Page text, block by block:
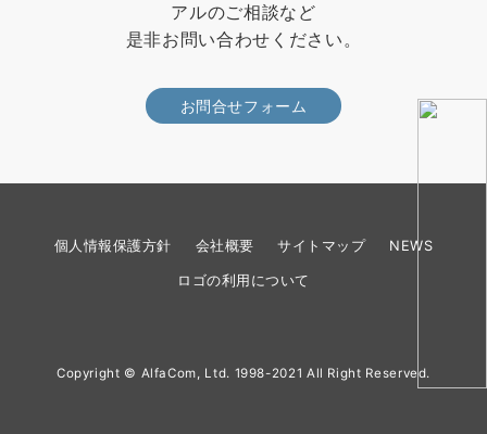
アルのご相談など
是非お問い合わせください。
お問合せフォーム
個人情報保護方針 会社概要 サイトマップ NEWS
ロゴの利用について
Copyright © AlfaCom, Ltd. 1998-2021 All Right Reserved.